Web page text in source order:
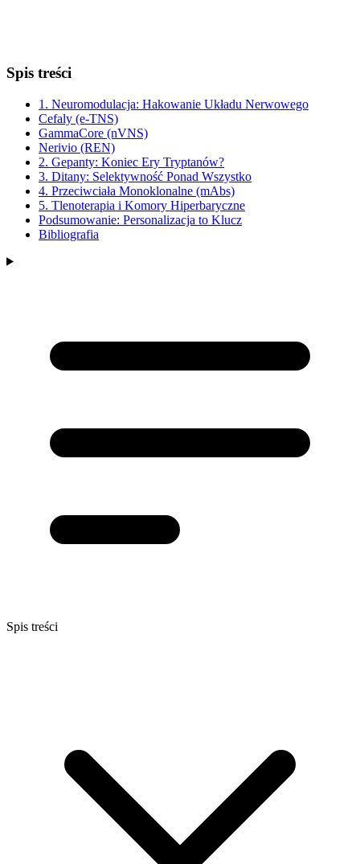
Spis treści
1. Neuromodulacja: Hakowanie Układu Nerwowego
Cefaly (e-TNS)
GammaCore (nVNS)
Nerivio (REN)
2. Gepanty: Koniec Ery Tryptanów?
3. Ditany: Selektywność Ponad Wszystko
4. Przeciwciała Monoklonalne (mAbs)
5. Tlenoterapia i Komory Hiperbaryczne
Podsumowanie: Personalizacja to Klucz
Bibliografia
Spis treści